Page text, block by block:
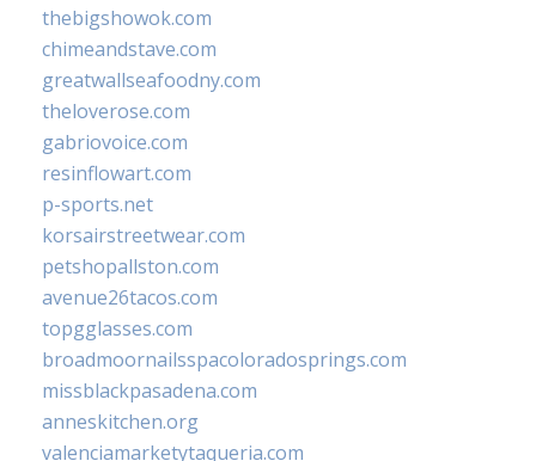
thebigshowok.com
chimeandstave.com
greatwallseafoodny.com
theloverose.com
gabriovoice.com
resinflowart.com
p-sports.net
korsairstreetwear.com
petshopallston.com
avenue26tacos.com
topgglasses.com
broadmoornailsspacoloradosprings.com
missblackpasadena.com
anneskitchen.org
valenciamarketytaqueria.com